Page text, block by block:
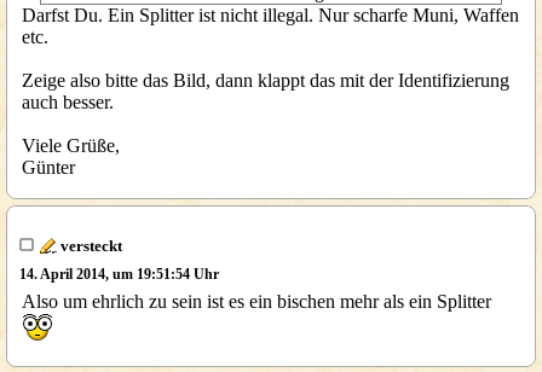
Darfst Du. Ein Splitter ist nicht illegal. Nur scharfe Muni, Waffen
etc.
Zeige also bitte das Bild, dann klappt das mit der Identifizierung
auch besser.
Viele Grüße,
Günter
versteckt
14. April 2014, um 19:51:54 Uhr
Also um ehrlich zu sein ist es ein bischen mehr als ein Splitter